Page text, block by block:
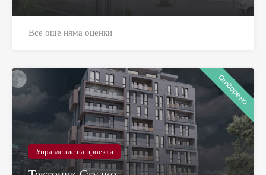
Все още няма оценки
Отворено
Управление на проекти